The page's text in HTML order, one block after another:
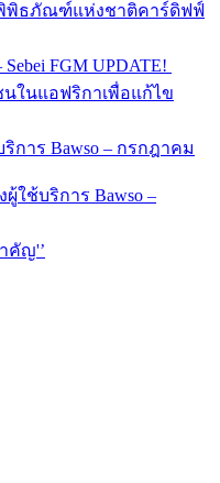
พิธภัณฑ์แห่งชาติคาร์ดิฟฟ์
FGM UPDATE!
ในแอฟริกาเพื่อแก้ไข
การ Bawso – กรกฎาคม
ใช้บริการ Bawso –
คัญ'’